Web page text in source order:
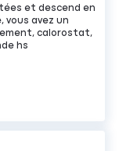
et descend en
avez un
calorostat,
hs